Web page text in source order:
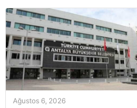
Ağustos 6, 2026